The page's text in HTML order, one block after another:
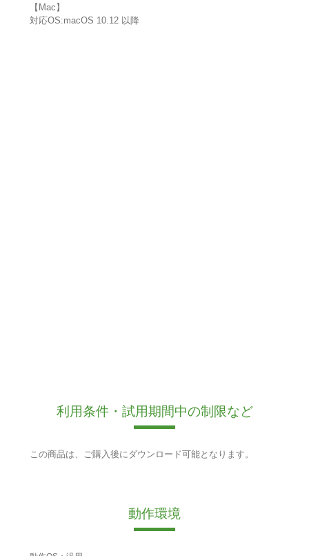
【Mac】
対応OS:macOS 10.12 以降
利用条件・試用期間中の制限など
この商品は、ご購入後にダウンロード可能となります。
動作環境